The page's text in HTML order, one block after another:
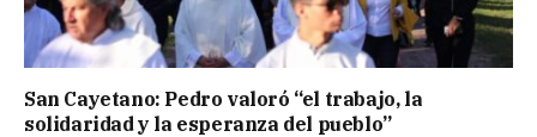
San Cayetano: Pedro valoró “el trabajo, la
solidaridad y la esperanza del pueblo”